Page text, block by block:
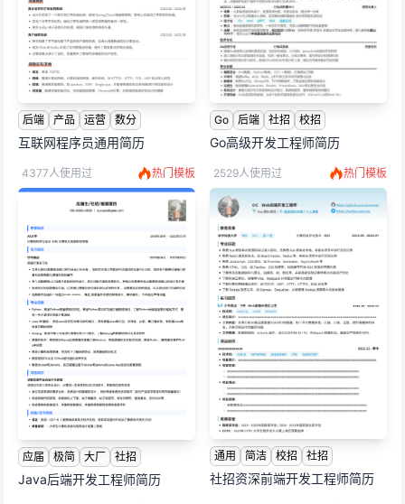
后端 产品 运营 数分
互联网程序员通用简历
Go 后端 社招 校招
Go高级开发工程师简历
4377人使用过 热门模板
应届 极简 大厂 社招
Java后端开发工程师简历
2529人使用过 热门模板
通用 简洁 校招 社招
社招资深前端开发工程师简历